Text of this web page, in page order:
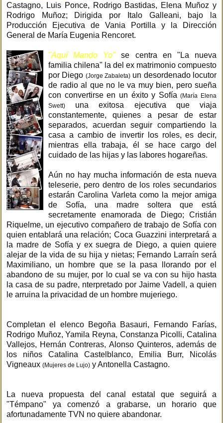
Castagno, Luis Ponce, Rodrigo Bastidas, Elena Muñoz y
Rodrigo Muñoz; Dirigida por Italo Galleani, bajo la
Producción Ejecutiva de Vania Portilla y la Dirección
General de María Eugenia Rencoret.
"Aquí Mando Yo"se centra en "La nueva
familia chilena" la del ex matrimonio compuesto
por Diego (Jorge Zabaleta) un desordenado locutor
de radio al que no le va muy bien, pero sueña
con convertirse en un éxito y Sofía(María Elena
Swett)
una exitosa ejecutiva que viaja
constantemente, quienes a pesar de estar
separados, acuerdan seguir compartiendo la
casa a cambio de invertir los roles, es decir,
mientras ella trabaja, él se hace cargo del
cuidado de las hijas y las labores hogareñas.
Aún no hay mucha información de esta nueva
teleserie, pero dentro de los roles secundarios
estarán Carolina Varleta como la mejor amiga
de Sofía, una madre soltera que está
secretamente enamorada de Diego; Cristián
Riquelme, un ejecutivo compañero de trabajo de Sofía con
quien entablará una relación; Coca Guazzini interpretará a
la madre de Sofía y ex suegra de Diego, a quien quiere
alejar de la vida de su hija y nietas; Fernando Larraín será
Maximiliano, un hombre que se la pasa llorando por el
abandono de su mujer, por lo cual se va con su hijo hasta
la casa de su padre, nterpretado por Jaime Vadell, a quien
le arruina la privacidad de un hombre mujeriego.
Completan el elenco Begoña Basauri, Fernando Farías,
Rodrigo Muñoz, Yamila Reyna, Constanza Picolli, Catalina
Vallejos, Hernán Contreras, Alonso Quinteros, además de
los niños Catalina Castelblanco, Emilia Burr, Nicolás
Vigneaux (Mujeres de Lujo) y Antonella Castagno.
La nueva propuesta del canal estatal que seguirá a
"Témpano" ya comenzó a grabarse, un horario que
afortunadamente TVN no quiere abandonar.